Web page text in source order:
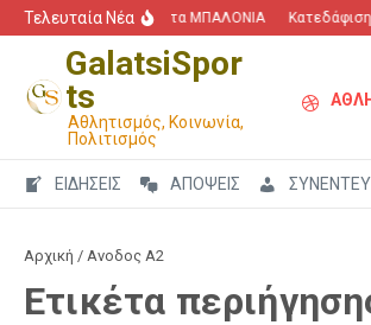
Μετάβαση στο περιεχόμενο
Τελευταία Νέα
“Πόλεμος” για τα ΜΠΑΛΟΝΙΑ Κατεδάφιση!
GalatsiSpor
ts
Αθλητισμός, Κοινωνία,
Πολιτισμός
ΕΙΔΗΣΕΙΣ ΑΠΟΨΕΙΣ
Αρχική / Ανοδος Α2
Ετικέτα